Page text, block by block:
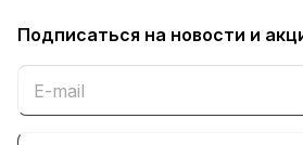
Подписаться на новости и